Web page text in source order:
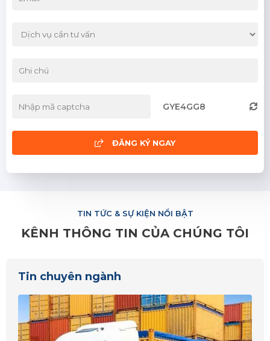
GYE4GG8
ĐĂNG KÝ NGAY
TIN TỨC & SỰ KIỆN NỔI BẬT
KÊNH THÔNG TIN CỦA CHÚNG TÔI
Tin chuyên ngành